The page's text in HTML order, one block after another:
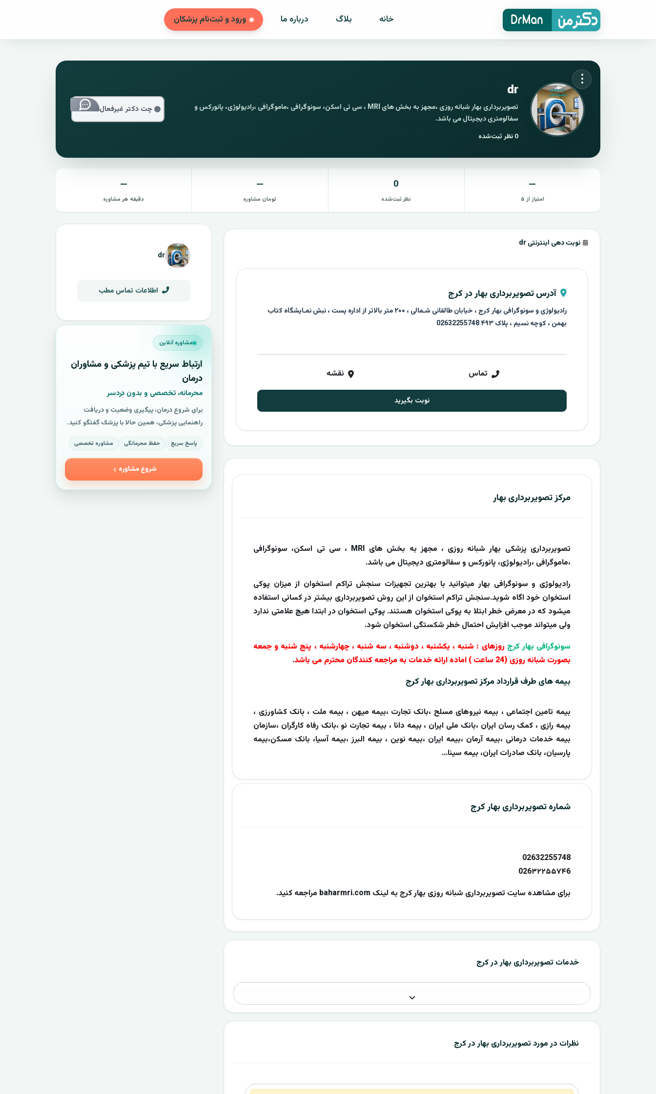
خانه بلاگ درباره ما ورود و ثبت‌نام پزشکان
⋮
dr
تصویربرداری بهار شبانه روزی ،مجهز به بخش های MRI ، سی تی اسکن، سونوگرافی ،ماموگرافی ،رادیولوژی، پانورکس و
سفالومتری دیجیتال می باشد.
0نظر ثبت‌شده
چت دکتر غیرفعال
—
امتیاز از ۵
0
نظر ثبت‌شده
—
تومان مشاوره
—
دقیقه هر مشاوره
نوبت دهی اینترنتی dr
آدرس تصویربرداری بهار در کرج
رادیولوژی و سونوگرافی بهار کرج ، خیابان طالقانی شـمالی ، ۲۰۰ متر بالاتر از اداره پست ، نبش نمـایشگاه کتاب
بهمن ، کوچه نسیم ، پلاک ۴۹۳ 02632255748
تماس نقشه
نوبت بگیرید
مرکز تصویربرداری بهار
تصویربرداری پزشکی بهار شبانه روزی ، مجهز به بخش های MRI ، سی تی اسکن، سونوگرافی
،ماموگرافی ،رادیولوژی، پانورکس و سفالومتری دیجیتال می باشد.
رادیولوژی و سونوگرافی بهار میتوانید با بهترین تجهیزات سنجش تراکم استخوان از میزان پوکی
استخوان خود اگاه شوید.سنجش تراکم استخوان از این روش تصویربرداری بیشتر در کسانی استفاده
میشود که در معرض خطر ابتلا به پوکی استخوان هستند. پوکی استخوان در ابتدا هیچ علامتی ندارد
ولی میتواند موجب افزایش احتمال خطر شکستگی استخوان شود.
سونوگرافی بهار کرج روزهای : شنبه ، یکشنبه ، دوشنبه ، سه شنبه ، چهارشنبه ، پنج شنبه و جمعه
بصورت شبانه روزی (24 ساعت ) اماده ارائه خدمات به مراجعه کنندگان محترم می باشد
.
بیمه های طرف قرارداد مرکز تصویربرداری بهار کرج
بیمه تامین اجتماعی ، بیمه نیروهای مسلح ،بانک تجارت ،بیمه میهن ، بیمه ملت ، بانک کشاورزی ،
بیمه رازی ، کمک رسان ایران ،بانک ملی ایران ، بیمه دانا ، بیمه تجارت نو ،بانک رفاه کارگران ،سازمان
بیمه خدمات درمانی ،بیمه آرمان ،بیمه ایران ،بیمه نوین ، بیمه البرز ،بیمه آسیا، بانک مسکن،بیمه
پارسیان، بانک صادرات ایران، بیمه سینا...
شماره تصویربرداری بهار کرج
02632255748
026۳۲۲۵۵۷۴6
برای مشاهده سایت تصویربرداری شبانه روزی بهار کرج به لینک baharmri.com مراجعه کنید.
خدمات تصویربرداری بهار در کرج
نظرات در مورد تصویربرداری بهار در کرج
dr
اطلاعات تماس مطب
مشاوره آنلاین
ارتباط سریع با تیم پزشکی و مشاوران
درمان
محرمانه، تخصصی و بدون دردسر
برای شروع درمان، پیگیری وضعیت و دریافت
راهنمایی پزشکی، همین حالا با پزشک گفتگو کنید.
پاسخ سریع حفظ محرمانگی مشاوره تخصصی
شروع مشاوره